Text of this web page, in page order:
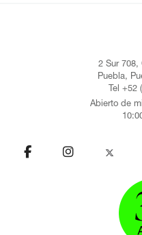
2 Sur 708,
Puebla,
Tel +52
Abierto de